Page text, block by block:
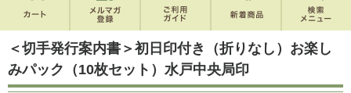
＜切手発行案内書＞初日印付き（折りなし）お楽し
みパック（10枚セット）水戸中央局印